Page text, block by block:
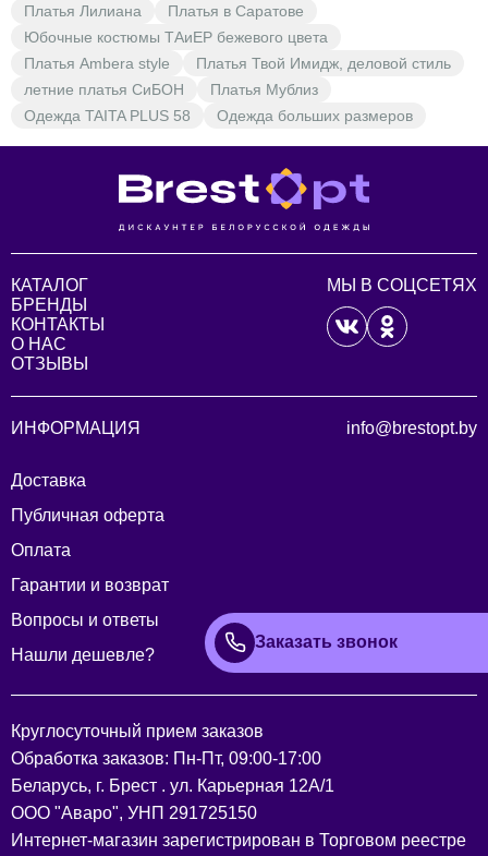
Платья Лилиана
Платья в Саратове
Юбочные костюмы ТАиЕР бежевого цвета
Платья Ambera style
Платья Твой Имидж, деловой стиль
летние платья СиБОН
Платья Мублиз
Одежда TAITA PLUS 58
Одежда больших размеров
КАТАЛОГ
БРЕНДЫ
КОНТАКТЫ
О НАС
ОТЗЫВЫ
МЫ В СОЦСЕТЯХ
ИНФОРМАЦИЯ
Доставка
Публичная оферта
Оплата
Гарантии и возврат
Вопросы и ответы
Нашли дешевле?
info@brestopt.by
Заказать звонок
Круглосуточный прием заказов
Обработка заказов: Пн-Пт, 09:00-17:00
Беларусь, г. Брест . ул. Карьерная 12А/1
ООО "Аваро", УНП 291725150
Интернет-магазин зарегистрирован в Торговом реестре